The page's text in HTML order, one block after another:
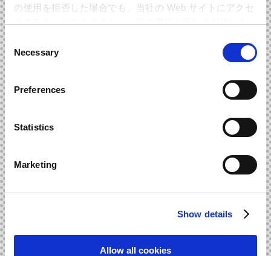
の使用を拒否した場合でも、当社の Web サイトにアクセ
スすることはできますが、一部の機能が正しく動作しな
Consent
Selection
Necessary
Preferences
Statistics
Marketing
Show details
Allow all cookies
スタッフからのレビュー
に携わることができて、僕は幸せです。。 この想いを糧
に、これからも良い音楽を作っていきたいと思います。今
ボーカルと作詞で参加させて頂きました。楽曲「RE;FUTU
E」 という世界を、 そして皆様の愛するロックマンエック